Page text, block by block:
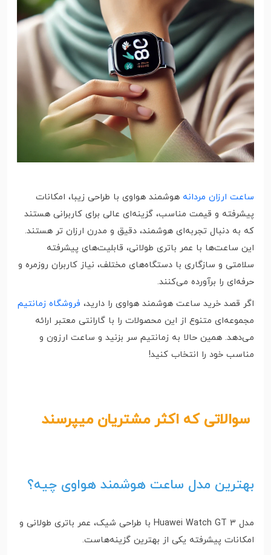
ساعت‌ ارزان مردانه هوشمند هواوی با طراحی زیبا، امکانات
پیشرفته و قیمت مناسب، گزینه‌ای عالی برای کاربرانی هستند
که به دنبال تجربه‌ای هوشمند، دقیق و مدرن ارزان تر هستند.
این ساعت‌ها با عمر باتری طولانی، قابلیت‌های پیشرفته
سلامتی و سازگاری با دستگاه‌های مختلف، نیاز کاربران روزمره و
حرفه‌ای را برآورده می‌کنند.
اگر قصد خرید ساعت هوشمند هواوی را دارید، فروشگاه زمانتیم
مجموعه‌ای متنوع از این محصولات را با گارانتی معتبر ارائه
می‌دهد. همین حالا به زمانتیم سر بزنید و ساعت ارزون و
مناسب خود را انتخاب کنید!
سوالاتی که اکثر مشتریان میپرسند
بهترین مدل ساعت هوشمند هواوی چیه؟
مدل Huawei Watch GT 3 با طراحی شیک، عمر باتری طولانی و
امکانات پیشرفته یکی از بهترین گزینه‌هاست.